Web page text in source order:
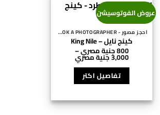
عروض الفوتوسيشن
احجز مصور - BOOK A PHOTOGRAPHER
كينج نايل – King Nile
800جنية مصري– 3,000جنية مصرينطاق
السعر:
من
مصري⁩
تفاصيل اكتر
هناك
من
الأشكال
المختلفة